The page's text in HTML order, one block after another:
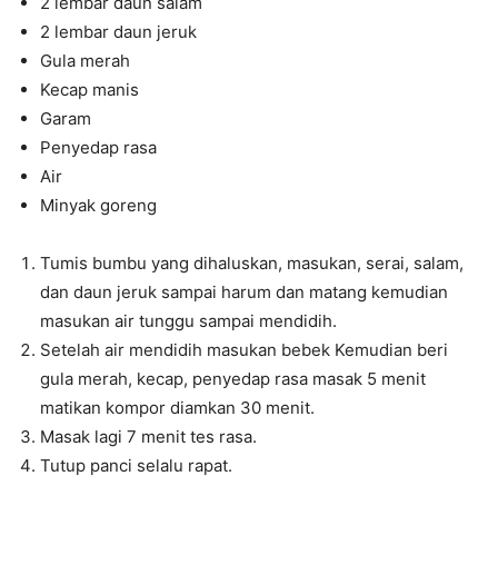
2 lembar daun jeruk
Gula merah
Kecap manis
Garam
Penyedap rasa
Air
Minyak goreng
Tumis bumbu yang dihaluskan, masukan, serai, salam,
dan daun jeruk sampai harum dan matang kemudian
masukan air tunggu sampai mendidih.
Setelah air mendidih masukan bebek Kemudian beri
gula merah, kecap, penyedap rasa masak 5 menit
matikan kompor diamkan 30 menit.
Masak lagi 7 menit tes rasa.
Tutup panci selalu rapat.